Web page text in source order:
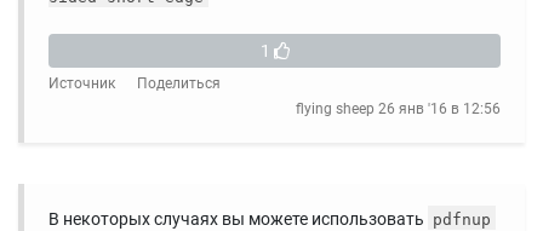
1
Источник
Поделиться
flying sheep 26 янв '16 в 12:56
В некоторых случаях вы можете использовать pdfnup